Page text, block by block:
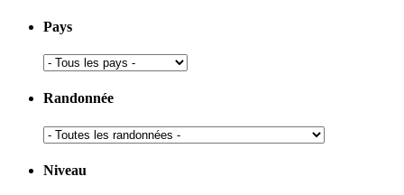
Pays
Randonnée
Niveau